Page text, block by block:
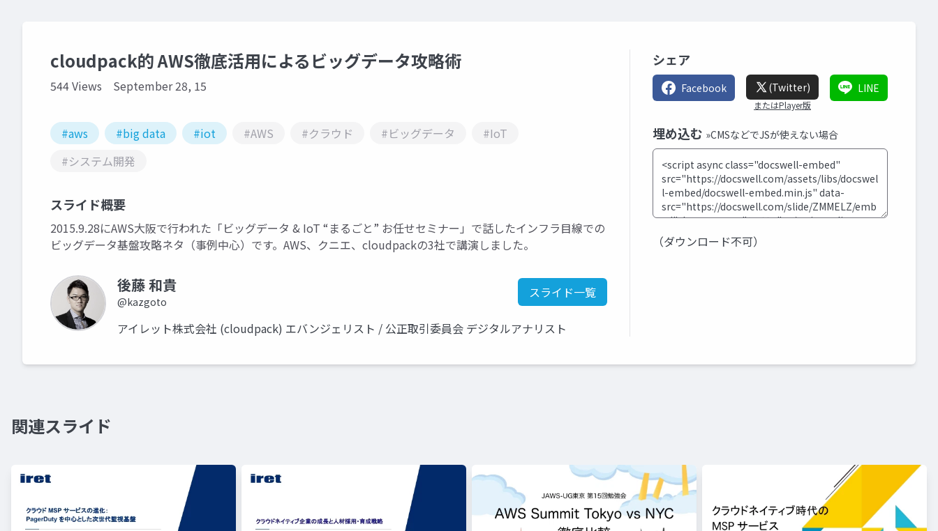
cloudpack的 AWS徹底活用によるビッグデータ攻略術
544 Views September 28, 15
#aws #big data #iot #AWS #クラウド #ビッグデータ
#IoT
#システム開発
スライド概要
2015.9.28にAWS大阪で行われた「ビッグデータ & IoT “まるごと” お任せセミナー」で話したインフラ目線での
ビッグデータ基盤攻略ネタ（事例中心）です。AWS、クニエ、cloudpackの3社で講演しました。
後藤 和貴
@kazgoto
スライド一覧
アイレット株式会社 (cloudpack) エバンジェリスト / 公正取引委員会 デジタルアナリスト
シェア
Facebook (Twitter)
またはPlayer版
LINE
埋め込む »CMSなどでJSが使えない場合
（ダウンロード不可）
関連スライド